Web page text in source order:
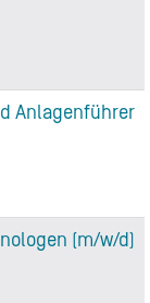
Anlagenführer
(m/w/d)